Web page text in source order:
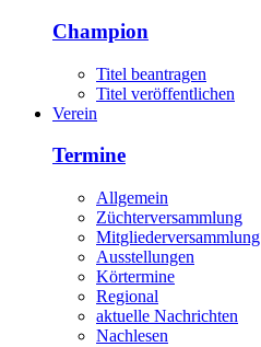
Champion
Titel beantragen
Titel veröffentlichen
Verein
Termine
Allgemein
Züchterversammlung
Mitgliederversammlung
Ausstellungen
Körtermine
Regional
aktuelle Nachrichten
Nachlesen